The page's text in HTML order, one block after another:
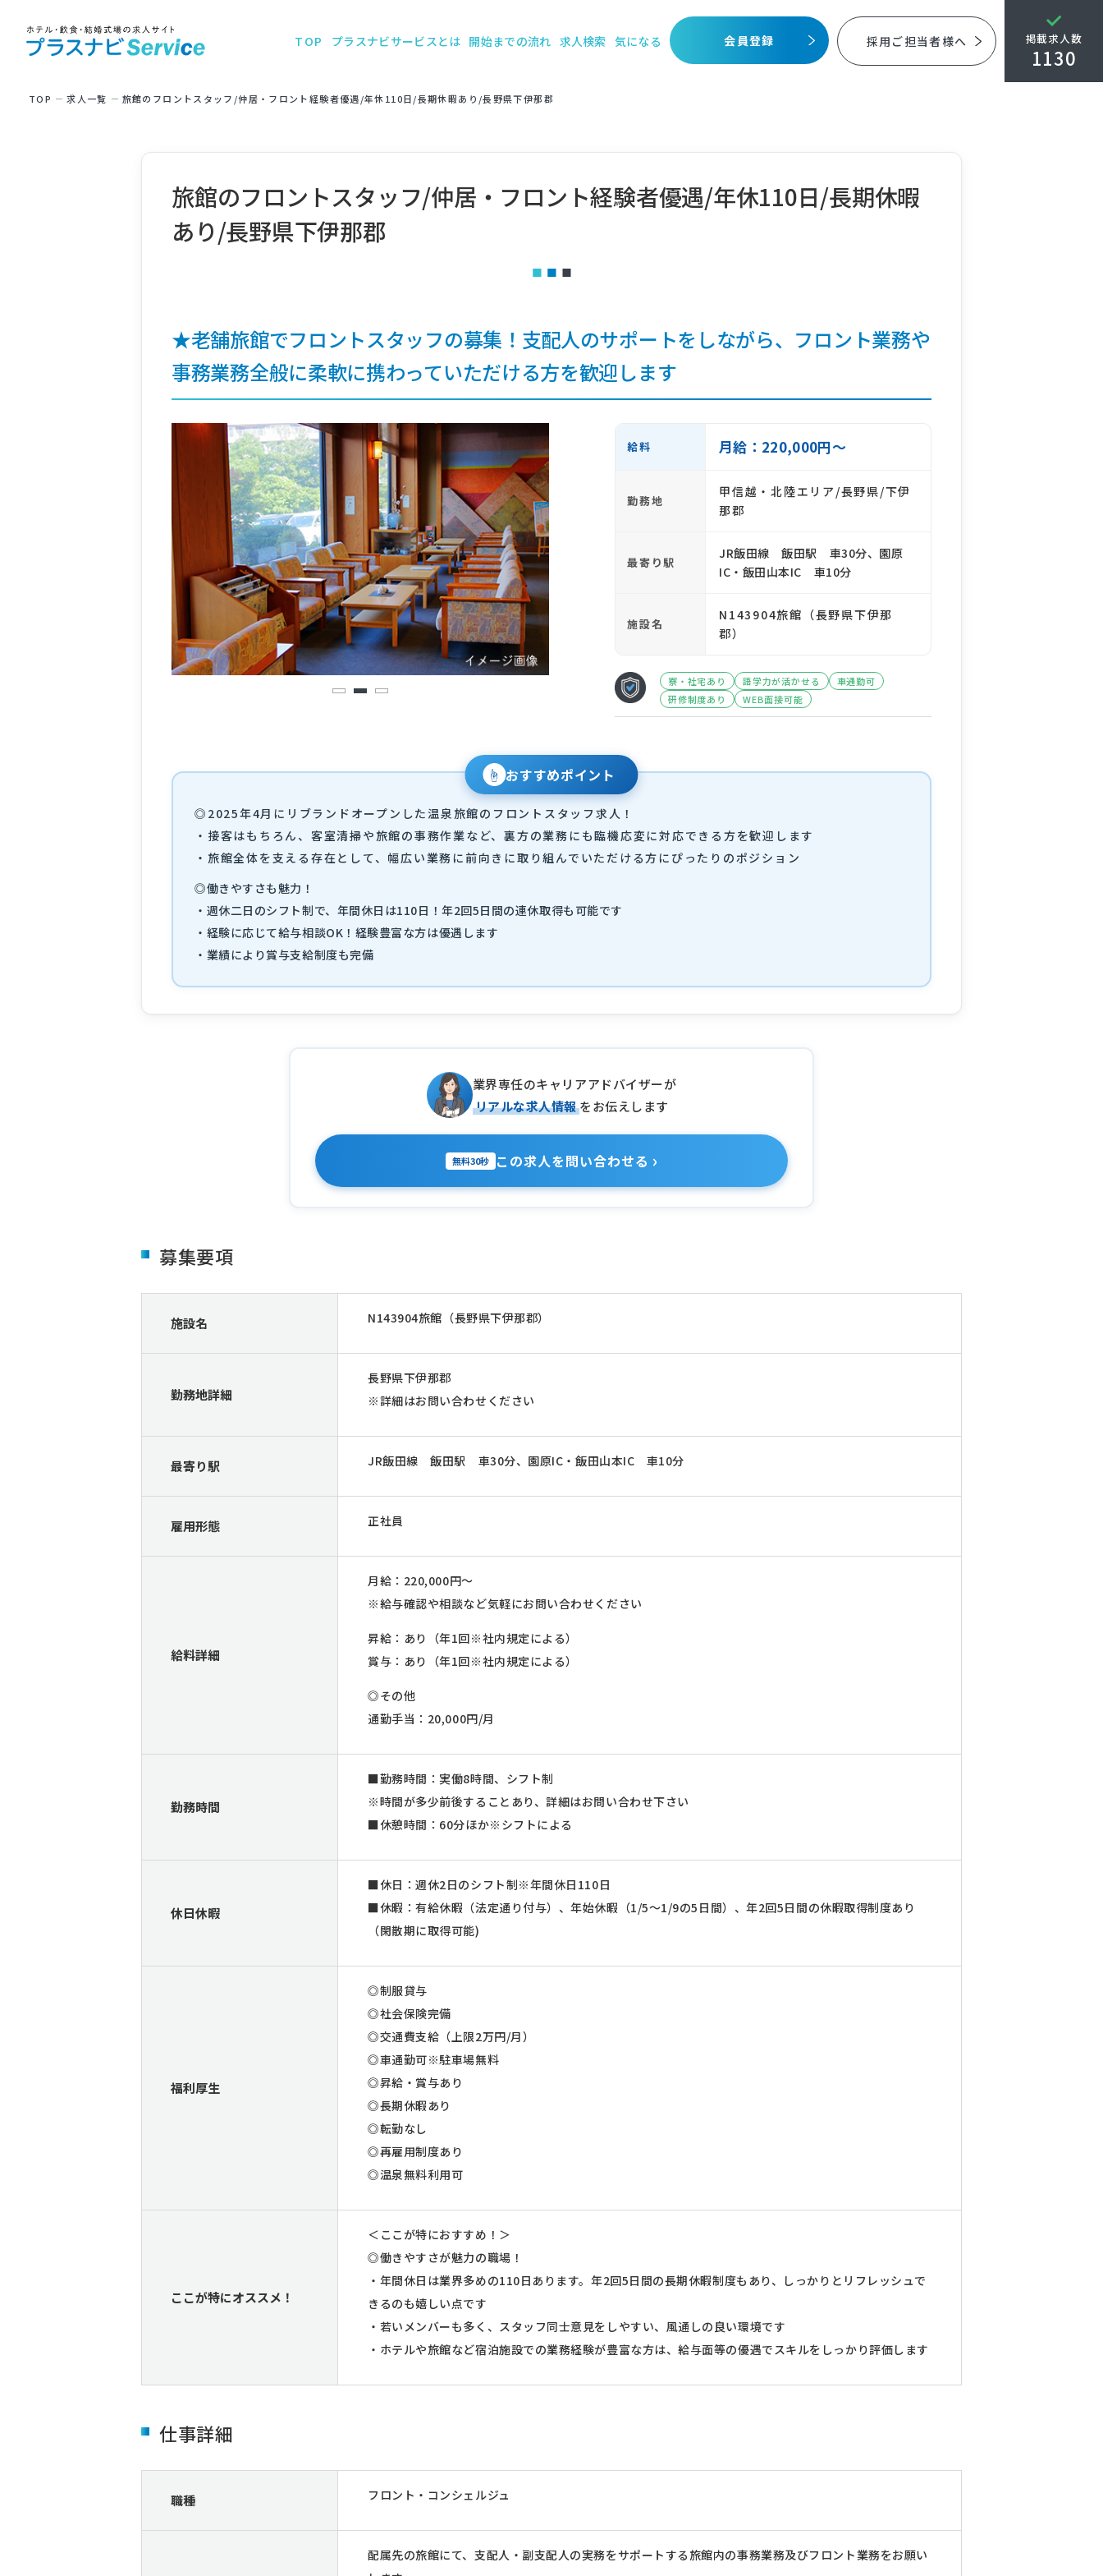
TOP プラスナビサービスとは 開始までの流れ 求人検索 気になる 会員登録 採用ご担当者様へ 掲載求人数
1130
TOP 求⼈⼀覧 旅館のフロントスタッフ/仲居・フロント経験者優遇/年休110日/長期休暇あり/長野県下伊那郡
旅館のフロントスタッフ/仲居・フロント経験者優遇/年休110日/長期休暇
あり/長野県下伊那郡
★老舗旅館でフロントスタッフの募集！支配人のサポートをしながら、フロント業務や
事務業務全般に柔軟に携わっていただける方を歓迎します
1 2 3
給料 月給：220,000円～
勤務地
甲信越・北陸エリア/長野県/下伊
那郡
最寄り駅
JR飯田線 飯田駅 車30分、園原
IC・飯田山本IC 車10分
施設名
N143904旅館（長野県下伊那
郡）
寮・社宅あり 語学力が活かせる
車通勤可
研修制度あり
WEB面接可能
☝ おすすめポイント
◎2025年4月にリブランドオープンした温泉旅館のフロントスタッフ求人！
・接客はもちろん、客室清掃や旅館の事務作業など、裏方の業務にも臨機応変に対応できる方を歓迎します
・旅館全体を支える存在として、幅広い業務に前向きに取り組んでいただける方にぴったりのポジション
◎働きやすさも魅力！
・週休二日のシフト制で、年間休日は110日！年2回5日間の連休取得も可能です
・経験に応じて給与相談OK！経験豊富な方は優遇します
・業績により賞与支給制度も完備
業界専任のキャリアアドバイザーが
リアルな求人情報をお伝えします
無料30秒 この求人を問い合わせる ›
募集要項
施設名 N143904旅館（長野県下伊那郡）
勤務地詳細
長野県下伊那郡
※詳細はお問い合わせください
最寄り駅 JR飯田線 飯田駅 車30分、園原IC・飯田山本IC 車10分
雇用形態 正社員
給料詳細
月給：220,000円～
※給与確認や相談など気軽にお問い合わせください
昇給：あり（年1回※社内規定による）
賞与：あり（年1回※社内規定による）
◎その他
通勤手当：20,000円/月
勤務時間
■勤務時間：実働8時間、シフト制
※時間が多少前後することあり、詳細はお問い合わせ下さい
■休憩時間：60分ほか※シフトによる
休日休暇
■休日：週休2日のシフト制※年間休日110日
■休暇：有給休暇（法定通り付与）、年始休暇（1/5～1/9の5日間）、年2回5日間の休暇取得制度あり
（閑散期に取得可能)
福利厚生
◎制服貸与
◎社会保険完備
◎交通費支給（上限2万円/月）
◎車通勤可※駐車場無料
◎昇給・賞与あり
◎長期休暇あり
◎転勤なし
◎再雇用制度あり
◎温泉無料利用可
ここが特にオススメ！
＜ここが特におすすめ！＞
◎働きやすさが魅力の職場！
・年間休日は業界多めの110日あります。年2回5日間の長期休暇制度もあり、しっかりとリフレッシュで
きるのも嬉しい点です
・若いメンバーも多く、スタッフ同士意見をしやすい、風通しの良い環境です
・ホテルや旅館など宿泊施設での業務経験が豊富な方は、給与面等の優遇でスキルをしっかり評価します
仕事詳細
職種 フロント・コンシェルジュ
配属先の旅館にて、支配人・副支配人の実務をサポートする旅館内の事務業務及びフロント業務をお願い